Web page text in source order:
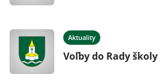
Aktuality
Voľby do Rady školy